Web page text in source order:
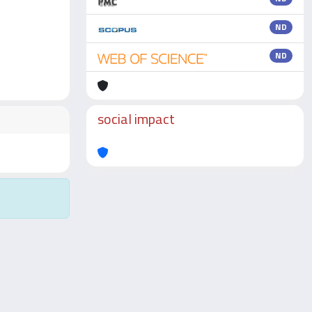
ND
ND
social impact